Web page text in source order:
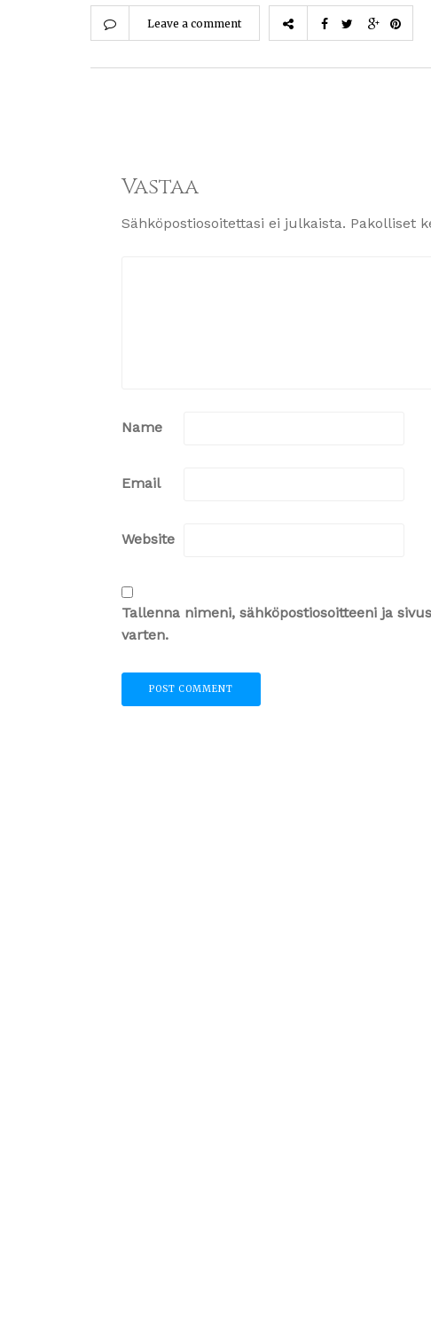
Leave a comment
Vastaa
Sähköpostiosoitettasi ei julkaista. Pakolliset
Name
Email
Website
Tallenna nimeni, sähköpostiosoitteeni ja
varten.